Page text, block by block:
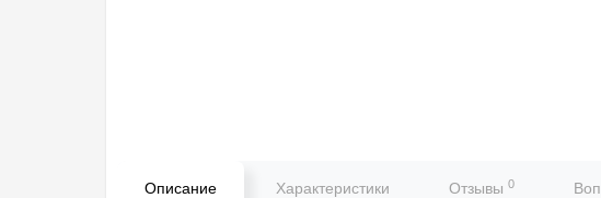
Описание Характеристики Отзывы 0